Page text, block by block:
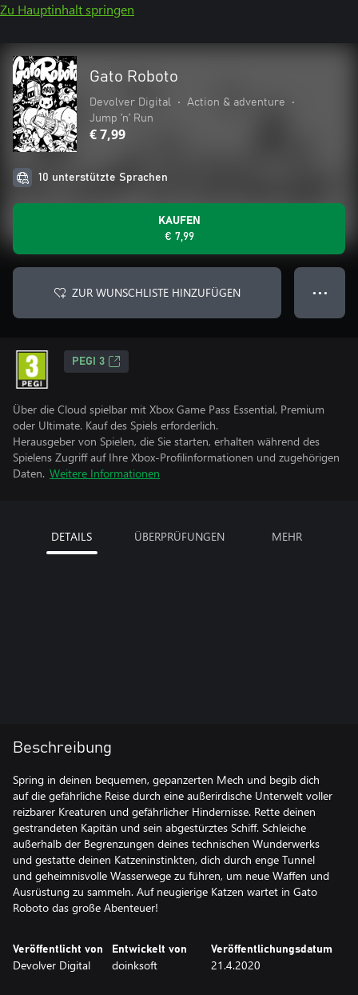
Zu Hauptinhalt springen
Gato Roboto
Devolver Digital • Action & adventure
•
Jump ’n’ Run
€ 7,99
10 unterstützte Sprachen
KAUFEN
€ 7,99
ZUR WUNSCHLISTE HINZUFÜGEN ● ● ●
PEGI 3
Über die Cloud spielbar mit Xbox Game Pass Essential, Premium
oder Ultimate. Kauf des Spiels erforderlich.
Herausgeber von Spielen, die Sie starten, erhalten während des
Spielens Zugriff auf Ihre Xbox-Profilinformationen und zugehörigen
Daten. Weitere Informationen
DETAILS ÜBERPRÜFUNGEN MEHR
Beschreibung
Spring in deinen bequemen, gepanzerten Mech und begib dich
auf die gefährliche Reise durch eine außerirdische Unterwelt voller
reizbarer Kreaturen und gefährlicher Hindernisse. Rette deinen
gestrandeten Kapitän und sein abgestürztes Schiff. Schleiche
außerhalb der Begrenzungen deines technischen Wunderwerks
und gestatte deinen Katzeninstinkten, dich durch enge Tunnel
und geheimnisvolle Wasserwege zu führen, um neue Waffen und
Ausrüstung zu sammeln. Auf neugierige Katzen wartet in Gato
Roboto das große Abenteuer!
Veröffentlicht von
Devolver Digital
Entwickelt von
doinksoft
Veröffentlichungsdatum
21.4.2020